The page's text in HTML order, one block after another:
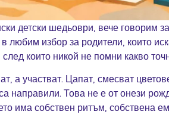
детски шедьоври, вече говорим
любим избор за родители, които
които никой не помни какво
а участват. Цапат, смесват
направили. Това не е от онези
има собствен ритъм, собствена